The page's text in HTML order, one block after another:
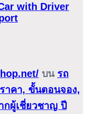
with Driver
บน รถ
าคา, ขั้นตอนจอง,
กผู้เชี่ยวชาญ ปี